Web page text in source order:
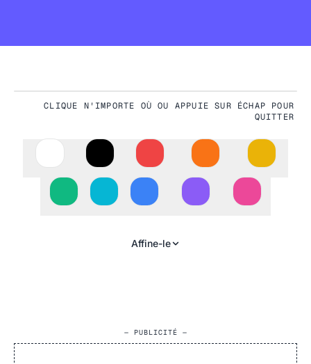
#635BFF
CLIQUE N'IMPORTE OÙ OU APPUIE SUR ÉCHAP POUR
QUITTER
Affine-le
— PUBLICITÉ —